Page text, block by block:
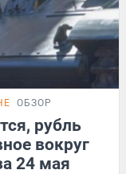
ОБЗОР
рубль
вокруг
24 мая